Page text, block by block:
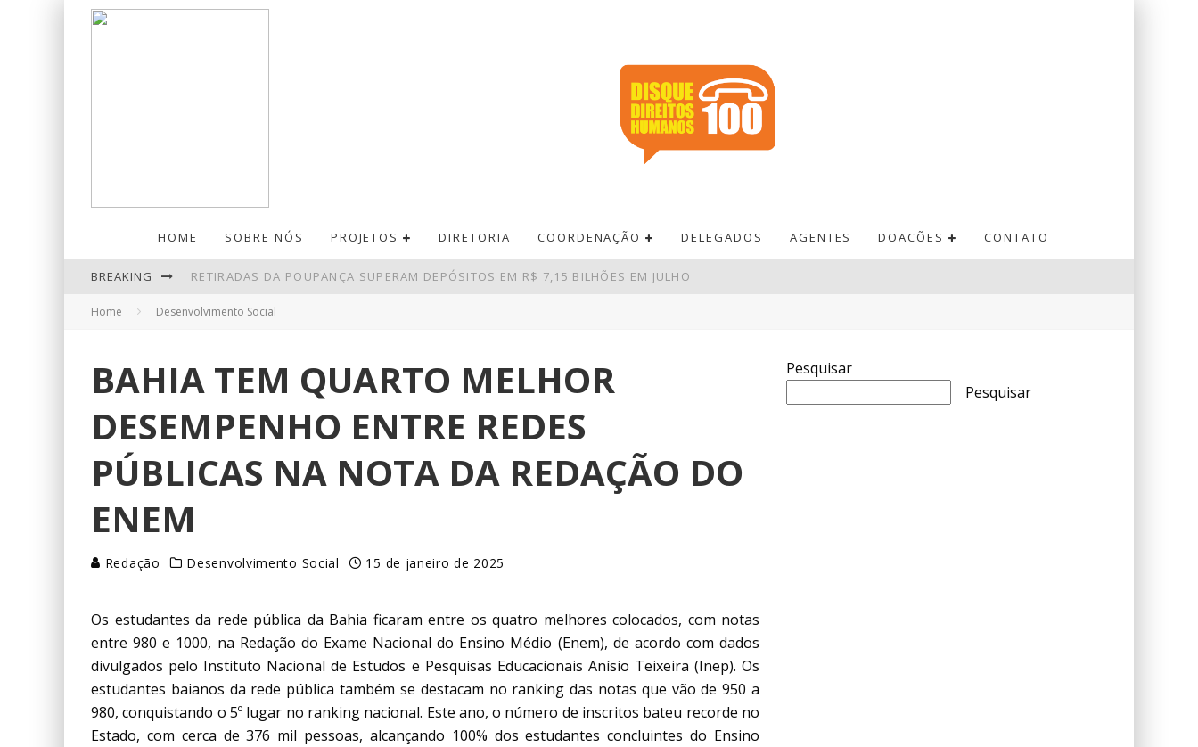
HOME SOBRE NÓS PROJETOS DIRETORIA COORDENAÇÃO DELEGADOS AGENTES DOACÕES CONTATO
BREAKING RETIRADAS DA POUPANÇA SUPERAM DEPÓSITOS EM R$ 7,15 BILHÕES EM JULHO
NINGUÉM ACERTA MEGA-SENA; PRÊMIO ACUMULA PARA R$ 165 MILHÕES
PETROBRAS TEM LUCRO LÍQUIDO DE R$ 52,4 BI NO SEGUNDO TRIMESTRE
Home Desenvolvimento Social
BAHIA TEM QUARTO MELHOR
DESEMPENHO ENTRE REDES
PÚBLICAS NA NOTA DA REDAÇÃO DO
ENEM
Redação Desenvolvimento Social 15 de janeiro de 2025
Os estudantes da rede pública da Bahia ficaram entre os quatro melhores colocados, com notas
entre 980 e 1000, na Redação do Exame Nacional do Ensino Médio (Enem), de acordo com dados
divulgados pelo Instituto Nacional de Estudos e Pesquisas Educacionais Anísio Teixeira (Inep). Os
estudantes baianos da rede pública também se destacam no ranking das notas que vão de 950 a
980, conquistando o 5º lugar no ranking nacional. Este ano, o número de inscritos bateu recorde no
Estado, com cerca de 376 mil pessoas, alcançando 100% dos estudantes concluintes do Ensino
Pesquisar
Pesquisar